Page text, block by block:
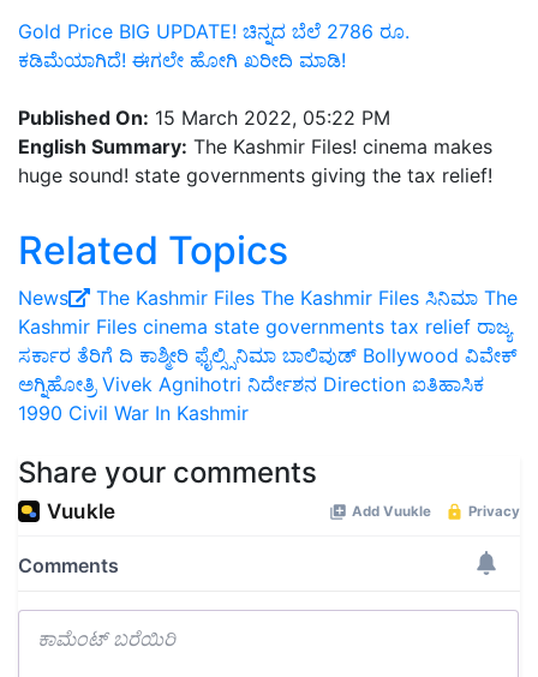
Gold Price BIG UPDATE! ಚಿನ್ನದ ಬೆಲೆ 2786 ರೂ.
ಕಡಿಮೆಯಾಗಿದೆ! ಈಗಲೇ ಹೋಗಿ ಖರೀದಿ ಮಾಡಿ!
Published On: 15 March 2022, 05:22 PM
English Summary: The Kashmir Files! cinema makes
huge sound! state governments giving the tax relief!
Related Topics
News The Kashmir Files The Kashmir Files ಸಿನಿಮಾ The
Kashmir Files cinema state governments tax relief ರಾಜ್ಯ
ಸರ್ಕಾರ ತೆರಿಗೆ ದಿ ಕಾಶ್ಮೀರಿ ಫೈಲ್ಸ್ಸಿನಿಮಾ ಬಾಲಿವುಡ್ Bollywood ವಿವೇಕ್
ಅಗ್ನಿಹೋತ್ರಿ Vivek Agnihotri ನಿರ್ದೇಶನ Direction ಐತಿಹಾಸಿಕ
1990 Civil War In Kashmir
Share your comments